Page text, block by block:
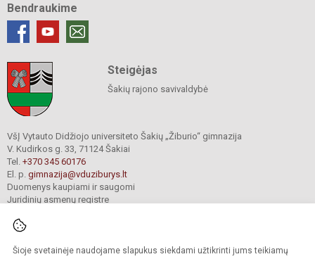
Šioje svetainėje naudojame slapukus siekdami užtikrinti jums teikiamų
Bendraukime
Steigėjas
Šakių rajono savivaldybė
VšĮ Vytauto Didžiojo universiteto Šakių „Žiburio“ gimnazija
V. Kudirkos g. 33, 71124 Šakiai
Tel. +370 345 60176
El. p. gimnazija@vduziburys.lt
Duomenys kaupiami ir saugomi
Juridinių asmenų registre